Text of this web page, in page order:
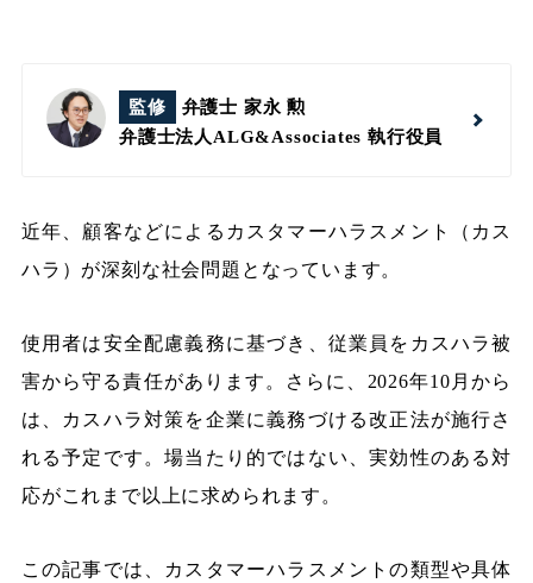
監修
弁護士 家永 勲
弁護士法人ALG&Associates 執行役員
近年、顧客などによるカスタマーハラスメント（カス
ハラ）が深刻な社会問題となっています。
使用者は安全配慮義務に基づき、従業員をカスハラ被
害から守る責任があります。さらに、2026年10月から
は、カスハラ対策を企業に義務づける改正法が施行さ
れる予定です。場当たり的ではない、実効性のある対
応がこれまで以上に求められます。
この記事では、カスタマーハラスメントの類型や具体